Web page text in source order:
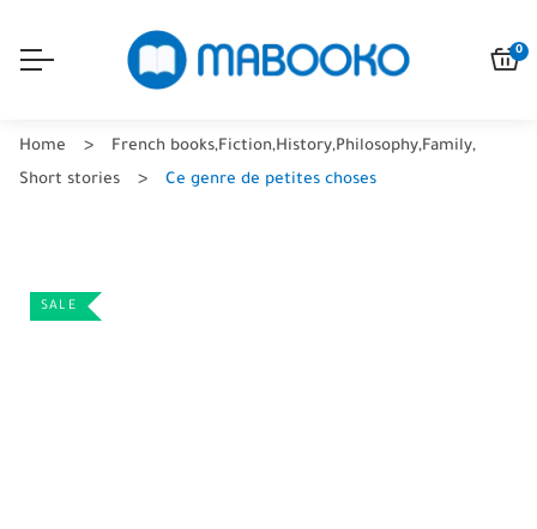
0
Home French books,Fiction,History,Philosophy,Family,
Short stories
Ce genre de petites choses
SALE